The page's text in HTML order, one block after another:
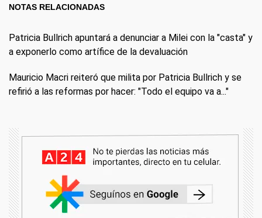
NOTAS RELACIONADAS
Patricia Bullrich apuntará a denunciar a Milei con la "casta" y
a exponerlo como artífice de la devaluación
Mauricio Macri reiteró que milita por Patricia Bullrich y se
refirió a las reformas por hacer: "Todo el equipo va a..."